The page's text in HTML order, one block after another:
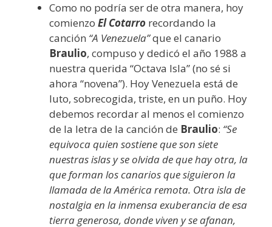
Como no podría ser de otra manera, hoy
comienzo El Cotarro recordando la
canción “A Venezuela”que el canario
Braulio, compuso y dedicó el año 1988 a
nuestra querida “Octava Isla” (no sé si
ahora “novena”). Hoy Venezuela está de
luto, sobrecogida, triste, en un puño. Hoy
debemos recordar al menos el comienzo
de la letra de la canción de Braulio: “Se
equivoca quien sostiene que son siete
nuestras islas y se olvida de que hay otra, la
que forman los canarios que siguieron la
llamada de la América remota. Otra isla de
nostalgia en la inmensa exuberancia de esa
tierra generosa, donde viven y se afanan,